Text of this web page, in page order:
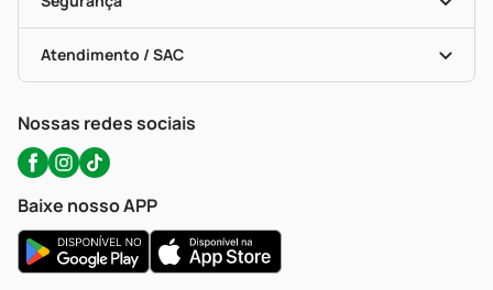
Troca E Devolução
Bulas De A A Z
Políticas De Marketplace
Testes Rápidos
Autoteste Covid-19
Certificado De Segurança
Portal Da Privacidade
Atendimento / SAC
WhatsApp (47) 9202-1687
Nossas redes sociais
Baixe nosso APP